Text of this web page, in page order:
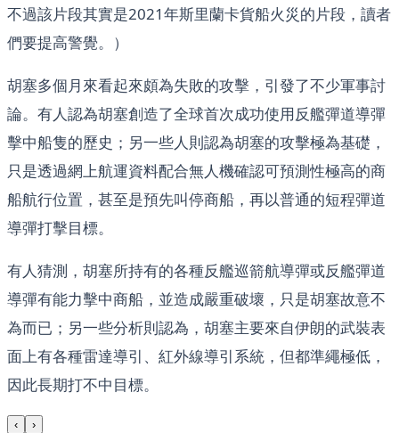
不過該片段其實是2021年斯里蘭卡貨船火災的片段 ，讀者
們要提高警覺。）
胡塞多個月來看起來頗為失敗的攻擊，引發了不少軍事討
論。有人認為胡塞創造了全球首次成功使用反艦彈道導彈
擊中船隻的歷史；另一些人則認為胡塞的攻擊極為基礎，
只是透過網上航運資料配合無人機確認可預測性極高的商
船航行位置，甚至是預先叫停商船，再以普通的短程彈道
導彈打擊目標。
有人猜測 ，胡塞所持有的各種反艦巡箭航導彈或反艦彈道
導彈有能力擊中商船，並造成嚴重破壞，只是胡塞故意不
為而已；另一些分析則認為，胡塞主要來自伊朗的武裝表
面上有各種雷達導引、紅外線導引系統，但都準繩極低，
因此長期打不中目標。
‹ ›